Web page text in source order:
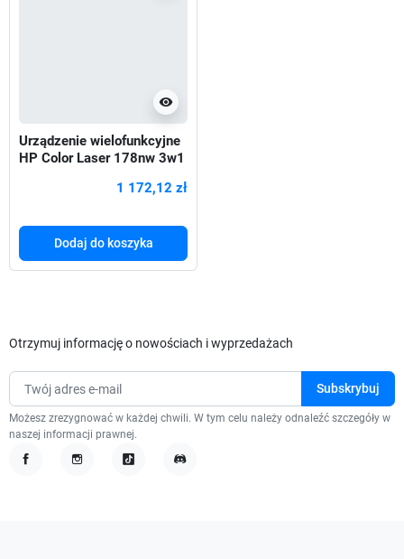
visibility
Urządzenie wielofunkcyjne
HP Color Laser 178nw 3w1
1 172,12 zł
Dodaj do koszyka
Otrzymuj informację o nowościach i wyprzedażach
Możesz zrezygnować w każdej chwili. W tym celu należy odnaleźć szczegóły w
naszej informacji prawnej.